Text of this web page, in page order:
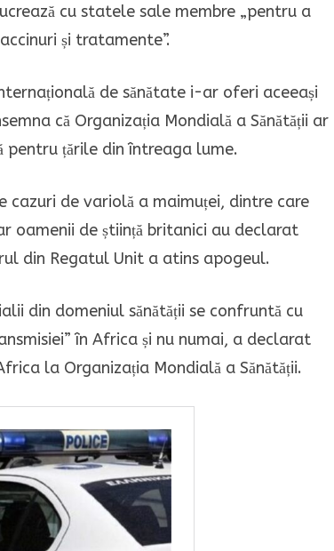
cu statele sale membre „pentru a
și tratamente”.
de sănătate i-ar oferi aceeași
că Organizația Mondială a Sănătății ar
pentru țările din întreaga lume.
de variolă a maimuței, dintre care
oamenii de știință britanici au declarat
din Regatul Unit a atins apogeul.
din domeniul sănătății se confruntă cu
în Africa și nu numai, a declarat
la Organizația Mondială a Sănătății.